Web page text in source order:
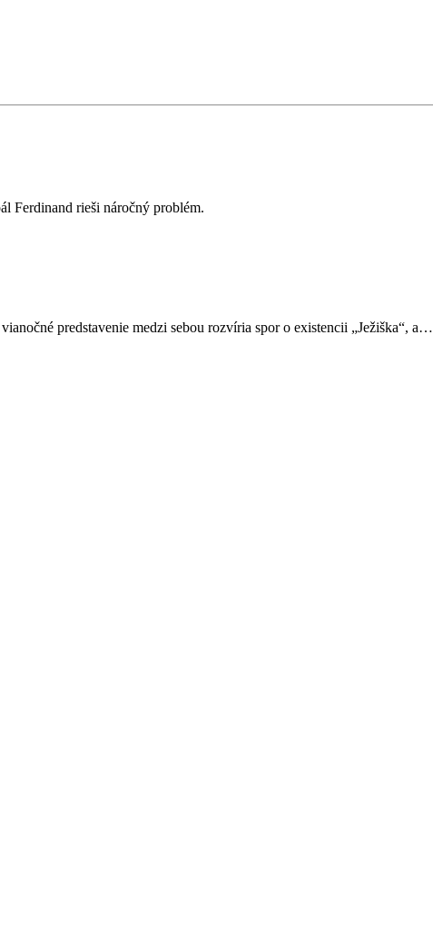
Ferdinand rieši náročný problém.
predstavenie medzi sebou rozvíria spor o existencii „Ježiška“, a…